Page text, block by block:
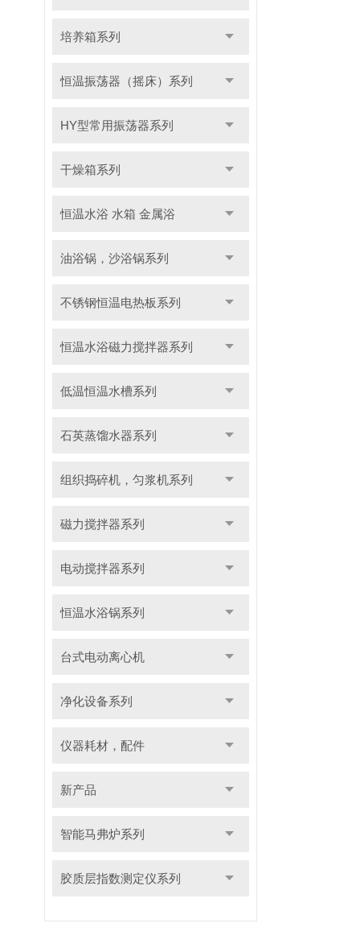
培养箱系列
恒温振荡器（摇床）系列
HY型常用振荡器系列
干燥箱系列
恒温水浴 水箱 金属浴
油浴锅，沙浴锅系列
不锈钢恒温电热板系列
恒温水浴磁力搅拌器系列
低温恒温水槽系列
石英蒸馏水器系列
组织捣碎机，匀浆机系列
磁力搅拌器系列
电动搅拌器系列
恒温水浴锅系列
台式电动离心机
净化设备系列
仪器耗材，配件
新产品
智能马弗炉系列
胶质层指数测定仪系列